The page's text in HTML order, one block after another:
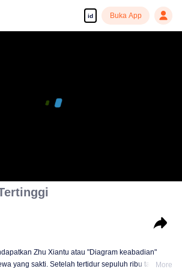
id Buka App
Zhu Xiantu atau "Diagram keabadian"
yang sakti. Setelah tertidur sepuluh ribu tahun,More